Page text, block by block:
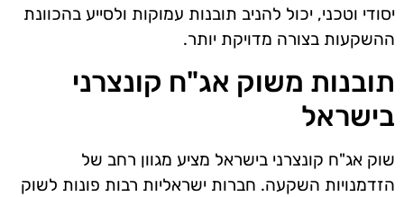
יסודי וטכני, יכול להניב תובנות עמוקות ולסייע בהכוונת
ההשקעות בצורה מדויקת יותר.
תובנות משוק אג"ח קונצרני
בישראל
שוק אג"ח קונצרני בישראל מציע מגוון רחב של
הזדמנויות השקעה. חברות ישראליות רבות פונות לשוק